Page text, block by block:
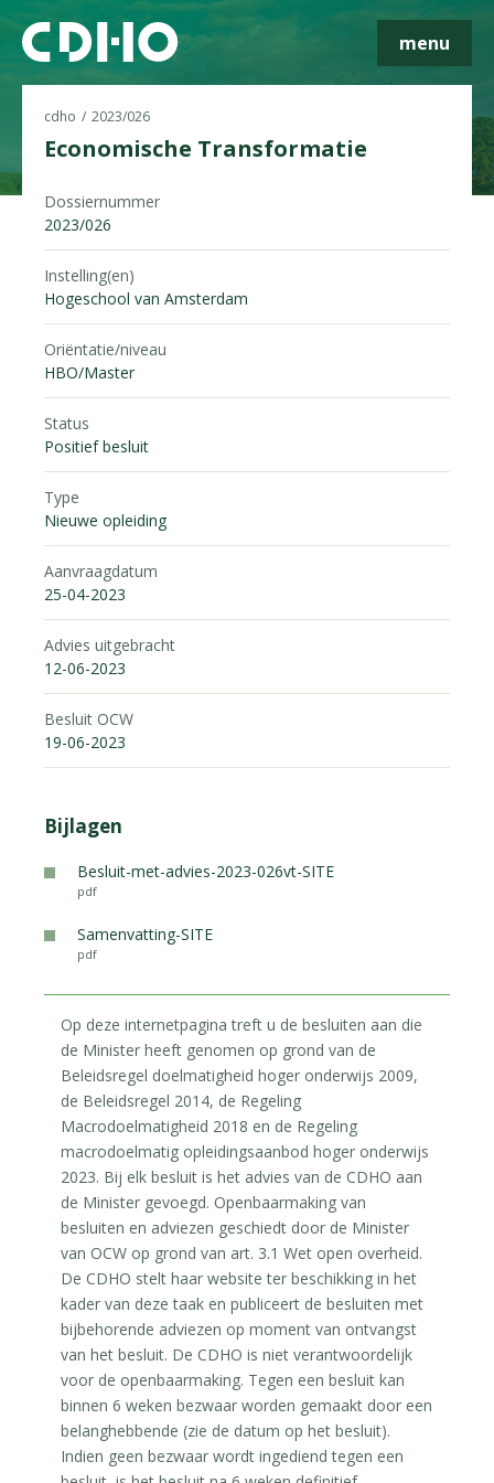
menu
cdho 2023/026
Economische Transformatie
Dossiernummer
2023/026
Instelling(en)
Hogeschool van Amsterdam
Oriëntatie/niveau
HBO/Master
Status
Positief besluit
Type
Nieuwe opleiding
Aanvraagdatum
25-04-2023
Advies uitgebracht
12-06-2023
Besluit OCW
19-06-2023
Bijlagen
Besluit-met-advies-2023-026vt-SITE
pdf
Samenvatting-SITE
pdf
Op deze internetpagina treft u de besluiten aan die
de Minister heeft genomen op grond van de
Beleidsregel doelmatigheid hoger onderwijs 2009,
de Beleidsregel 2014, de Regeling
Macrodoelmatigheid 2018 en de Regeling
macrodoelmatig opleidingsaanbod hoger onderwijs
2023. Bij elk besluit is het advies van de CDHO aan
de Minister gevoegd. Openbaarmaking van
besluiten en adviezen geschiedt door de Minister
van OCW op grond van art. 3.1 Wet open overheid.
De CDHO stelt haar website ter beschikking in het
kader van deze taak en publiceert de besluiten met
bijbehorende adviezen op moment van ontvangst
van het besluit. De CDHO is niet verantwoordelijk
voor de openbaarmaking. Tegen een besluit kan
binnen 6 weken bezwaar worden gemaakt door een
belanghebbende (zie de datum op het besluit).
Indien geen bezwaar wordt ingediend tegen een